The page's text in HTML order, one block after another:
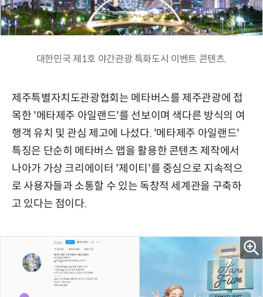
대한민국 제1호 야간관광 특화도시 이벤트 콘텐츠.
제주특별자치도관광협회는 메타버스를 제주관광에 접
목한 '메타제주 아일랜드'를 선보이며 색다른 방식의 여
행객 유치 및 관심 제고에 나섰다. '메타제주 아일랜드'
특징은 단순히 메타버스 맵을 활용한 콘텐츠 제작에서
나아가 가상 크리에이터 '제이티'를 중심으로 지속적으
로 사용자들과 소통할 수 있는 독창적 세계관을 구축하
고 있다는 점이다.